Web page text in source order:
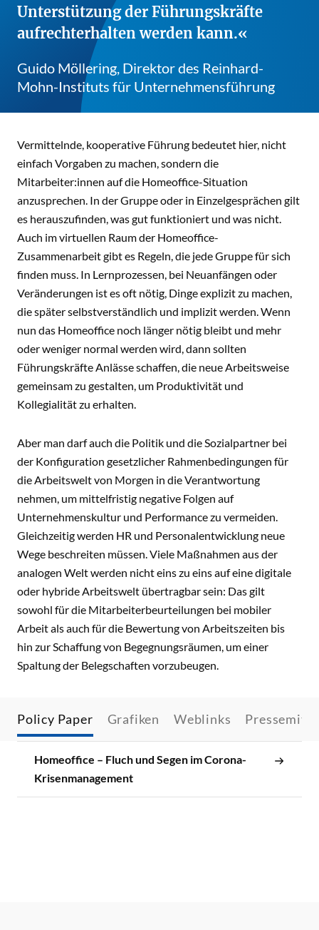
Unterstützung der Führungskräfte
aufrechterhalten werden kann.
Guido Möllering, Direktor des Reinhard-
Mohn-Instituts für Unternehmensführung
Vermittelnde, kooperative Führung bedeutet hier, nicht
einfach Vorgaben zu machen, sondern die
Mitarbeiter:innen auf die Homeoffice-Situation
anzusprechen. In der Gruppe oder in Einzelgesprächen gilt
es herauszufinden, was gut funktioniert und was nicht.
Auch im virtuellen Raum der Homeoffice-
Zusammenarbeit gibt es Regeln, die jede Gruppe für sich
finden muss. In Lernprozessen, bei Neuanfängen oder
Veränderungen ist es oft nötig, Dinge explizit zu machen,
die später selbstverständlich und implizit werden. Wenn
nun das Homeoffice noch länger nötig bleibt und mehr
oder weniger normal werden wird, dann sollten
Führungskräfte Anlässe schaffen, die neue Arbeitsweise
gemeinsam zu gestalten, um Produktivität und
Kollegialität zu erhalten.
Aber man darf auch die Politik und die Sozialpartner bei
der Konfiguration gesetzlicher Rahmenbedingungen für
die Arbeitswelt von Morgen in die Verantwortung
nehmen, um mittelfristig negative Folgen auf
Unternehmenskultur und Performance zu vermeiden.
Gleichzeitig werden HR und Personalentwicklung neue
Wege beschreiten müssen. Viele Maßnahmen aus der
analogen Welt werden nicht eins zu eins auf eine digitale
oder hybride Arbeitswelt übertragbar sein: Das gilt
sowohl für die Mitarbeiterbeurteilungen bei mobiler
Arbeit als auch für die Bewertung von Arbeitszeiten bis
hin zur Schaffung von Begegnungsräumen, um einer
Spaltung der Belegschaften vorzubeugen.
Policy Paper Grafiken Weblinks
Homeoffice – Fluch und Segen im Corona-
Krisenmanagement